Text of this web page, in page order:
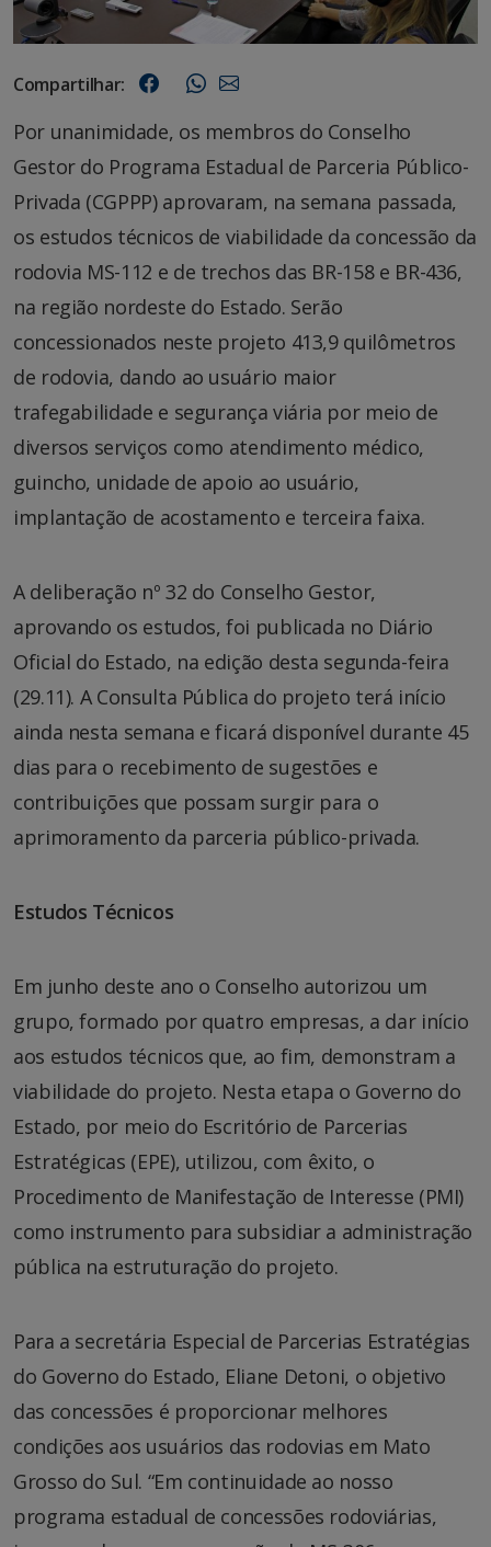
Compartilhar:
Por unanimidade, os membros do Conselho
Gestor do Programa Estadual de Parceria Público-
Privada (CGPPP) aprovaram, na semana passada,
os estudos técnicos de viabilidade da concessão da
rodovia MS-112 e de trechos das BR-158 e BR-436,
na região nordeste do Estado. Serão
concessionados neste projeto 413,9 quilômetros
de rodovia, dando ao usuário maior
trafegabilidade e segurança viária por meio de
diversos serviços como atendimento médico,
guincho, unidade de apoio ao usuário,
implantação de acostamento e terceira faixa.
A deliberação nº 32 do Conselho Gestor,
aprovando os estudos, foi publicada no Diário
Oficial do Estado, na edição desta segunda-feira
(29.11). A Consulta Pública do projeto terá início
ainda nesta semana e ficará disponível durante 45
dias para o recebimento de sugestões e
contribuições que possam surgir para o
aprimoramento da parceria público-privada.
Estudos Técnicos
Em junho deste ano o Conselho autorizou um
grupo, formado por quatro empresas, a dar início
aos estudos técnicos que, ao fim, demonstram a
viabilidade do projeto. Nesta etapa o Governo do
Estado, por meio do Escritório de Parcerias
Estratégicas (EPE), utilizou, com êxito, o
Procedimento de Manifestação de Interesse (PMI)
como instrumento para subsidiar a administração
pública na estruturação do projeto.
Para a secretária Especial de Parcerias Estratégias
do Governo do Estado, Eliane Detoni, o objetivo
das concessões é proporcionar melhores
condições aos usuários das rodovias em Mato
Grosso do Sul. “Em continuidade ao nosso
programa estadual de concessões rodoviárias,